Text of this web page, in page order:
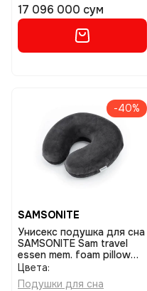
17 096 000 сум
-40%
SAMSONITE
Унисекс подушка для сна
SAMSONITE Sam travel
essen mem. foam pillow
firm dark grey размер one
size
Цвета:
Подушки для сна